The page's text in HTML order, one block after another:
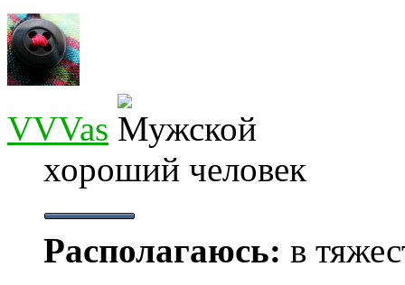
VVVas
хороший человек
Располагаюсь: в